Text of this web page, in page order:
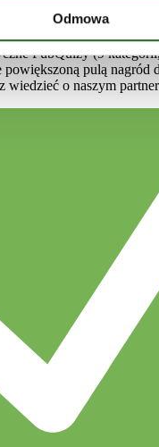
Odmowa
obowiązuje wpisowe, które
sklep) lub u Osoby
PubQuizy (9
powiększoną pulą nagród
wiedzieć o naszym